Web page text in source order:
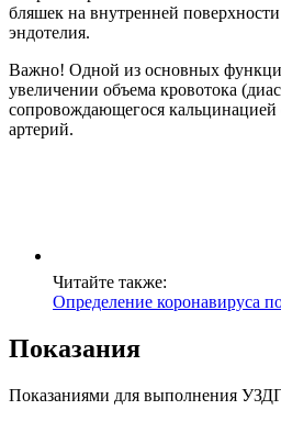
бляшек на внутренней
эндотелия.
Важно! Одной из основных функций
увеличении объема кровотока
сопровождающегося кальцинацией
артерий.
Читайте также:
Определение коронавируса
Показания
Показаниями для выполнения